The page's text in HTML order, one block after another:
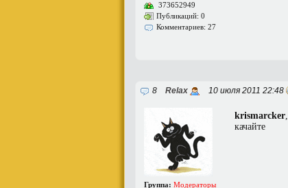
373652949
Публикаций: 0
Комментариев: 27
8 Relax 10 июля 2011 22:48
Группа: Модераторы
krismarcker,
качайте